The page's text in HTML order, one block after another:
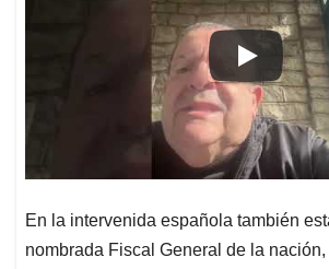
En la intervenida española también
nombrada Fiscal General de la